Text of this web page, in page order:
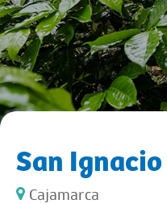
San Ignacio
Cajamarca